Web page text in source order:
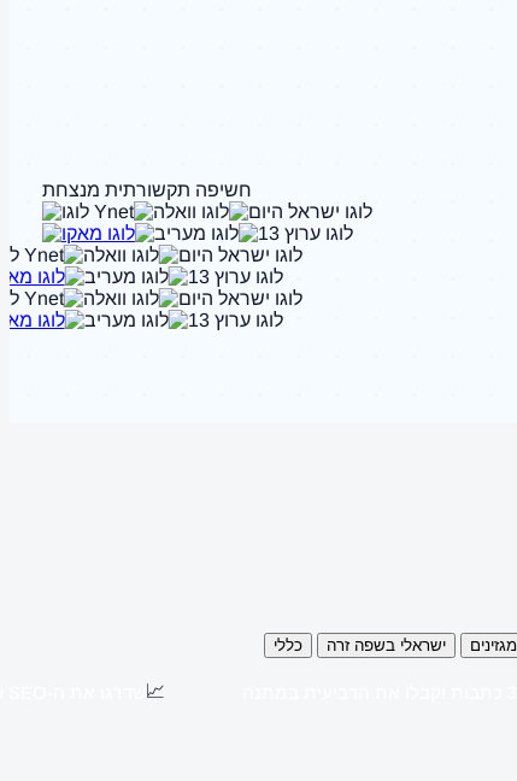
חשיפה תקשורתית מנצחת
מגזינים ישראלי בשפה זרה כללי
📈